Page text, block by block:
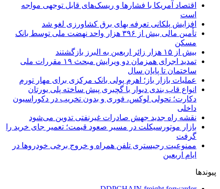
اقتصاد آمریکا با فشارها و ریسک‌های قابل توجهی مواجه
است
افزایش پلکانی تعرفه بهای برق کشاورزی لغو شد
تأمین مالی بیش از ۳۹۶ هزار واحد نهضت ملی توسط بانک
مسکن
بیش از ۱۵ هزار زائر اربعین به البرز بازگشتند
تمدید اجرای همزمان دو ویرایش مبحث ۱۹ مقررات ملی
ساختمان تا پایان سال
عملیات بازار باز؛ اهرم پولی بانک مرکزی برای مهار تورم
انواع قاب بندی دیوار با گچبری پیش ساخته پلی یورتان
دکارت؛ تحولی لوکس، فوری و بدون تخریب در دکوراسیون
داخلی
نقشه راه جدید جهش صادرات غیرنفتی تدوین می‌شود
بازار موتورسیکلت در مسیر صعود قیمت؛ تعمیر جای خرید را
گرفت
ممنوعیت رجیستری تلفن همراه و خروج برخی خودروها در
ایام اربعین
پیوندها